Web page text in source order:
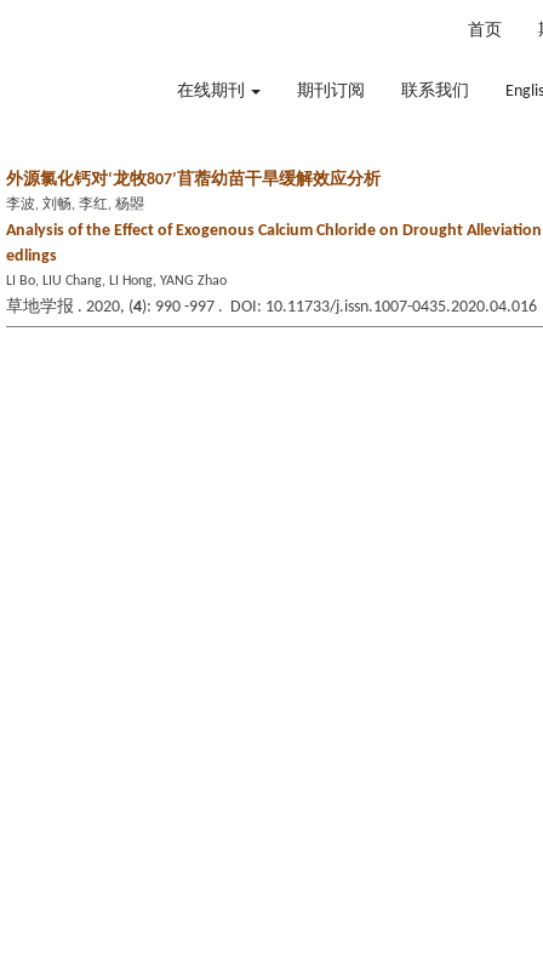
首页
在线期刊 期刊订阅 联系我们
外源氯化钙对‘龙牧807’苜蓿幼苗干旱缓解效应分析
李波, 刘畅, 李红, 杨曌
Analysis of the Effect of Exogenous Calcium Chloride on Drought Alleviation
edlings
LI Bo, LIU Chang, LI Hong, YANG Zhao
草地学报 . 2020, (4): 990 -997 . DOI: 10.11733/j.issn.1007-0435.2020.04.016